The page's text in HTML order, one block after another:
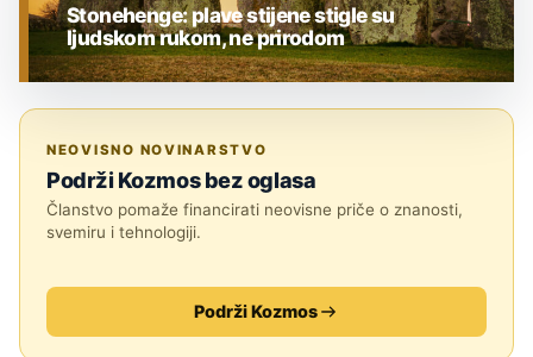
Stonehenge: plave stijene stigle su
ljudskom rukom, ne prirodom
NEOVISNO NOVINARSTVO
Podrži Kozmos bez oglasa
Članstvo pomaže financirati neovisne priče o znanosti,
svemiru i tehnologiji.
Podrži Kozmos